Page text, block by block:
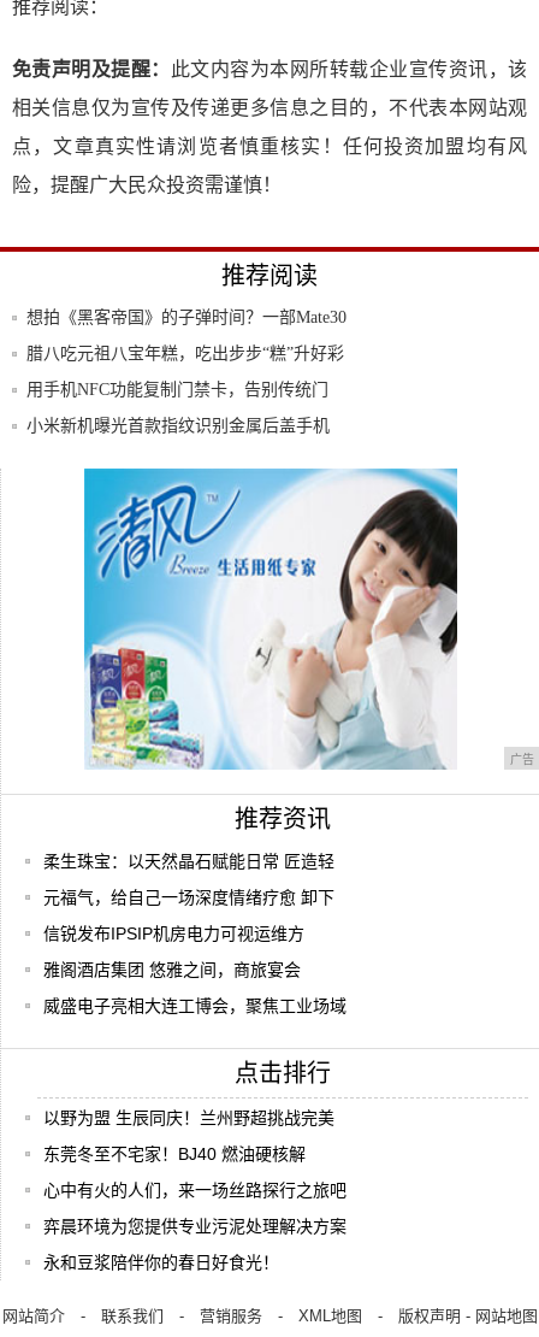
推荐阅读：
免责声明及提醒：
此文内容为本网所转载企业宣传资讯，该
相关信息仅为宣传及传递更多信息之目的，不代表本网站观
点，文章真实性请浏览者慎重核实！任何投资加盟均有风
险，提醒广大民众投资需谨慎！
推荐阅读
想拍《黑客帝国》的子弹时间？一部Mate30
腊八吃元祖八宝年糕，吃出步步“糕”升好彩
头
用手机NFC功能复制门禁卡，告别传统门
禁。!
小米新机曝光首款指纹识别金属后盖手机
AMD Ryzen+Vega现场展示：轻松搞
广告
推荐资讯
柔生珠宝：以天然晶石赋能日常 匠造轻
元福气，给自己一场深度情绪疗愈 卸下
信锐发布IPSIP机房电力可视运维方
雅阁酒店集团 悠雅之间，商旅宴会
威盛电子亮相大连工博会，聚焦工业场域
点击排行
以野为盟 生辰同庆！兰州野超挑战完美
东莞冬至不宅家！BJ40 燃油硬核解
心中有火的人们，来一场丝路探行之旅吧
弈晨环境为您提供专业污泥处理解决方案
永和豆浆陪伴你的春日好食光！
网站简介- 联系我们 - 营销服务- XML地图 - 版权声明 - 网站地图